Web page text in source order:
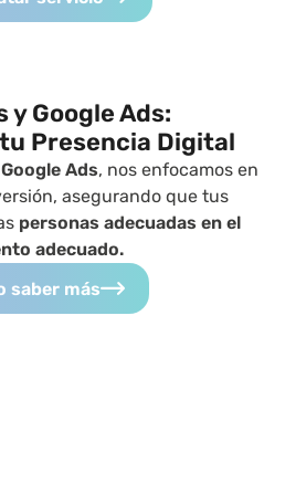
y Google Ads:
Presencia Digital
Ads, nos enfocamos en
asegurando que tus
personas adecuadas en el
adecuado.
saber más